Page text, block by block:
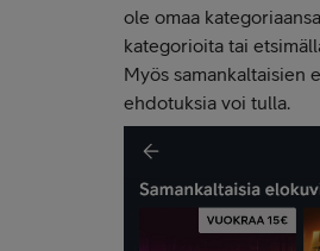
ole omaa
kategorioita tai
Myös samankaltaisien
ehdotuksia voi tulla.